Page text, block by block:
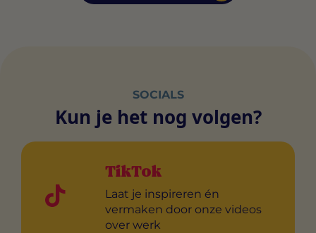
SOCIALS
Kun je het nog volgen?
TikTok
Laat je inspireren én
vermaken door onze videos
over werk